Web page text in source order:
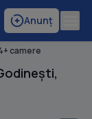
Anunț
camere